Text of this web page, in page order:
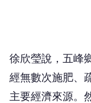
徐欣瑩說，五峰
經無數次施肥、
主要經濟來源。